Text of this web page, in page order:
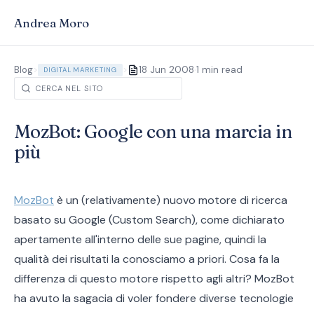
Andrea Moro
Blog> DIGITAL MARKETING > 18 Jun 2008·1 min read
MozBot: Google con una marcia in
più
MozBot è un (relativamente) nuovo motore di ricerca
basato su Google (Custom Search), come dichiarato
apertamente all'interno delle sue pagine, quindi la
qualità dei risultati la conosciamo a priori. Cosa fa la
differenza di questo motore rispetto agli altri? MozBot
ha avuto la sagacia di voler fondere diverse tecnologie